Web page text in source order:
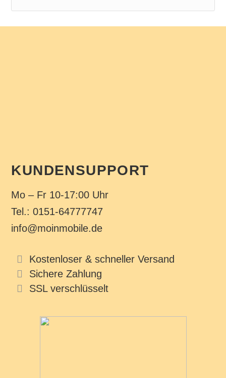
KUNDENSUPPORT
Mo – Fr 10-17:00 Uhr
Tel.: 0151-64777747
info@moinmobile.de
Kostenloser & schneller Versand
Sichere Zahlung
SSL verschlüsselt